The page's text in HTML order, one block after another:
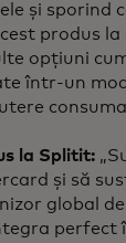
și sporind
produs
opțiuni
într-un
la Splitit:
și să
global
perfect